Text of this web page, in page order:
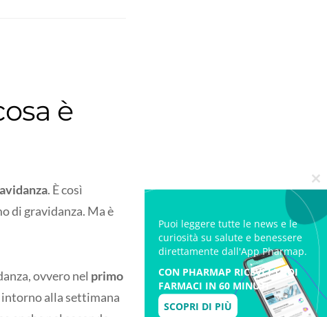
è
. È così
di gravidanza. Ma è
ovvero nel primo
alla settimana
Puoi leggere tutte le news e le
curiosità su salute e benessere
direttamente dall'App Pharmap.
CON PHARMAP RICEVI I TUOI
FARMACI IN 60 MINUTI
SCOPRI DI PIÙ